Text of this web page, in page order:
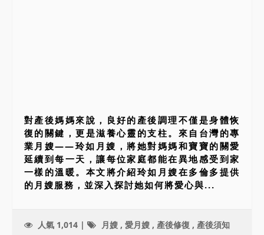
對產後媽媽來說，良好的產後調理不僅是身體恢
復的關鍵，更是滋養心靈的支柱。來自台灣的專
業月嫂——玲如月嫂，將她對媽媽和寶寶的關愛
延續到每一天，讓每位家庭都能在異地感受到家
一樣的溫暖。本文將介紹玲如月嫂在多倫多提供
的月嫂服務，並深入探討她如何將愛心與...
人氣 1,014 | 月嫂 , 愛月嫂 , 產後修復 , 產後須知